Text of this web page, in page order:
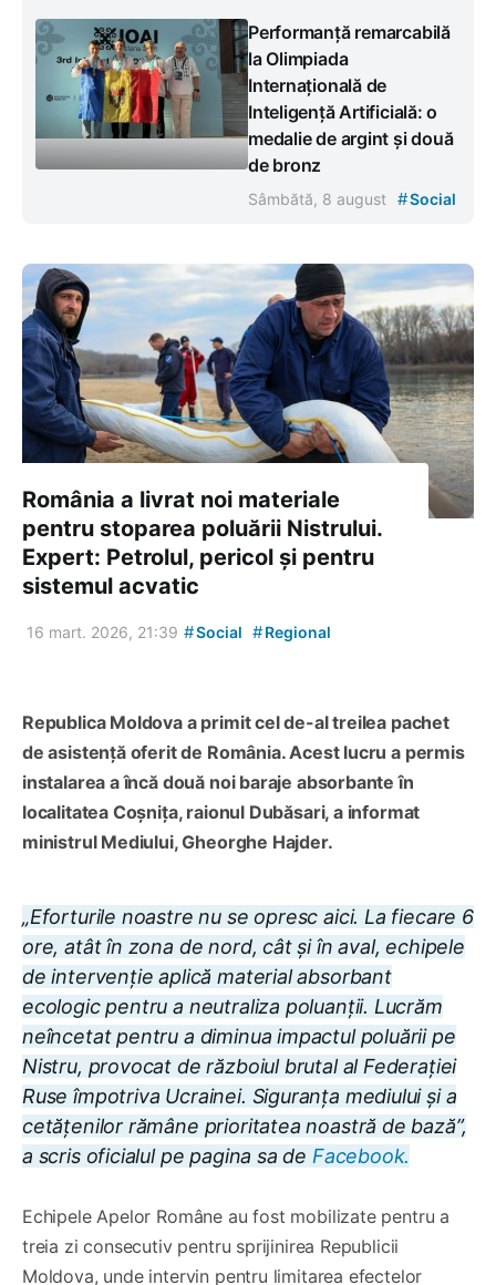
Performanță remarcabilă
la Olimpiada
Internațională de
Inteligență Artificială: o
medalie de argint și două
de bronz
Sâmbătă, 8 august #Social
România a livrat noi materiale
pentru stoparea poluării Nistrului.
Expert: Petrolul, pericol și pentru
sistemul acvatic
16 mart. 2026, 21:39 #Social #Regional
Republica Moldova a primit cel de-al treilea pachet
de asistență oferit de România. Acest lucru a permis
instalarea a încă două noi baraje absorbante în
localitatea Coșnița, raionul Dubăsari, a informat
ministrul Mediului, Gheorghe Hajder.
„Eforturile noastre nu se opresc aici. La fiecare 6
ore, atât în zona de nord, cât și în aval, echipele
de intervenție aplică material absorbant
ecologic pentru a neutraliza poluanții. Lucrăm
neîncetat pentru a diminua impactul poluării pe
Nistru, provocat de războiul brutal al Federației
Ruse împotriva Ucrainei. Siguranța mediului și a
cetățenilor rămâne prioritatea noastră de bază”,
a scris oficialul pe pagina sa de Facebook.
Echipele Apelor Române au fost mobilizate pentru a
treia zi consecutiv pentru sprijinirea Republicii
Moldova, unde intervin pentru limitarea efectelor